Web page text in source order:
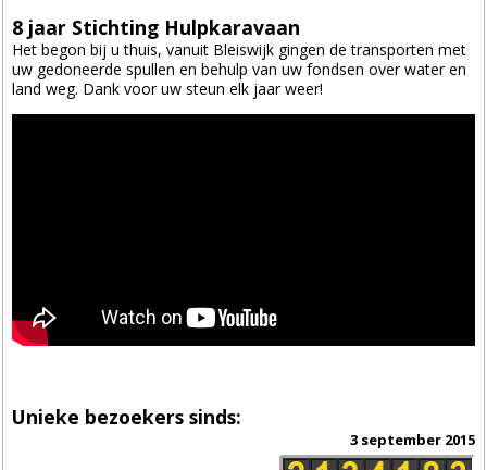
8 jaar Stichting Hulpkaravaan
Het begon bij u thuis, vanuit Bleiswijk gingen de transporten met
uw gedoneerde spullen en behulp van uw fondsen over water en
land weg. Dank voor uw steun elk jaar weer!
Unieke bezoekers sinds:
3 september 2015